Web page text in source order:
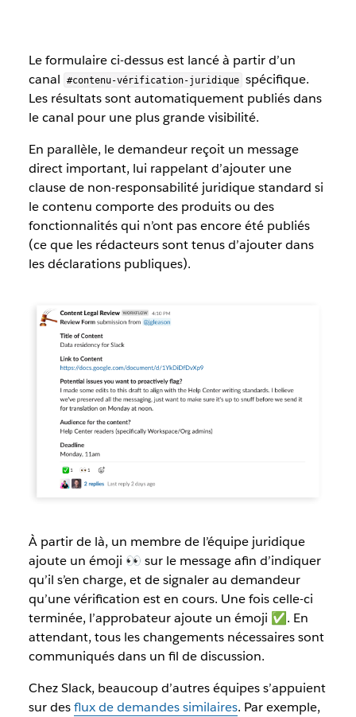
Le formulaire ci-dessus est lancé à partir d’un
canal
#contenu-vérification-juridique spécifique.
Les résultats sont automatiquement publiés dans
le canal pour une plus grande visibilité.
En parallèle, le demandeur reçoit un message
direct important, lui rappelant d’ajouter une
clause de non-responsabilité juridique standard si
le contenu comporte des produits ou des
fonctionnalités qui n’ont pas encore été publiés
(ce que les rédacteurs sont tenus d’ajouter dans
les déclarations publiques).
À partir de là, un membre de l’équipe juridique
ajoute un émoji 👀 sur le message afin d’indiquer
qu’il s’en charge, et de signaler au demandeur
qu’une vérification est en cours. Une fois celle-ci
terminée, l’approbateur ajoute un émoji ✅. En
attendant, tous les changements nécessaires sont
communiqués dans un fil de discussion.
Chez Slack, beaucoup d’autres équipes s’appuient
sur desflux de demandes similaires. Par exemple,